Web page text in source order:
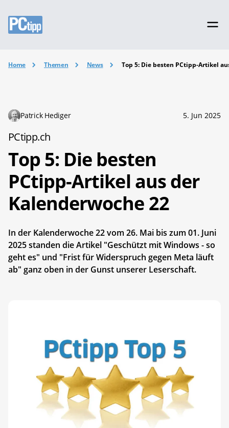
Home Themen News Top 5: Die besten PCtipp-Artikel
Patrick Hediger 5. Jun 2025
PCtipp.ch
Top 5: Die besten
PCtipp-Artikel aus der
Kalenderwoche 22
In der Kalenderwoche 22 vom 26. Mai bis zum 01. Juni
2025 standen die Artikel "Geschützt mit Windows - so
geht es" und "Frist für Widerspruch gegen Meta läuft
ab" ganz oben in der Gunst unserer Leserschaft.